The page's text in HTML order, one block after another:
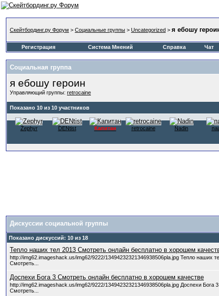
Скейтбординг.ру Форум > Социальные группы > Uncategorized > я ебошу
Регистрация Система Мнений Справка Чат
Социальная группа
я ебошу героин
Управляющий группы: retrocaine
Показано 10 из 10 участников
Zephyr DENtist Капитан retrocaine Nadin
Дискуссии социальной группы
Показано дискуссий: 10 из 18
Тепло наших тел 2013 Смотреть онлайн бесплатно в хорошем
http://img62.imageshack.us/img62/9222/13494232321346938506pla.jpg Тепло наших
Смотреть...
Доспехи Бога 3 Смотреть онлайн бесплатно в хорошем качестве
http://img62.imageshack.us/img62/9222/13494232321346938506pla.jpg Доспехи Бога
Смотреть...